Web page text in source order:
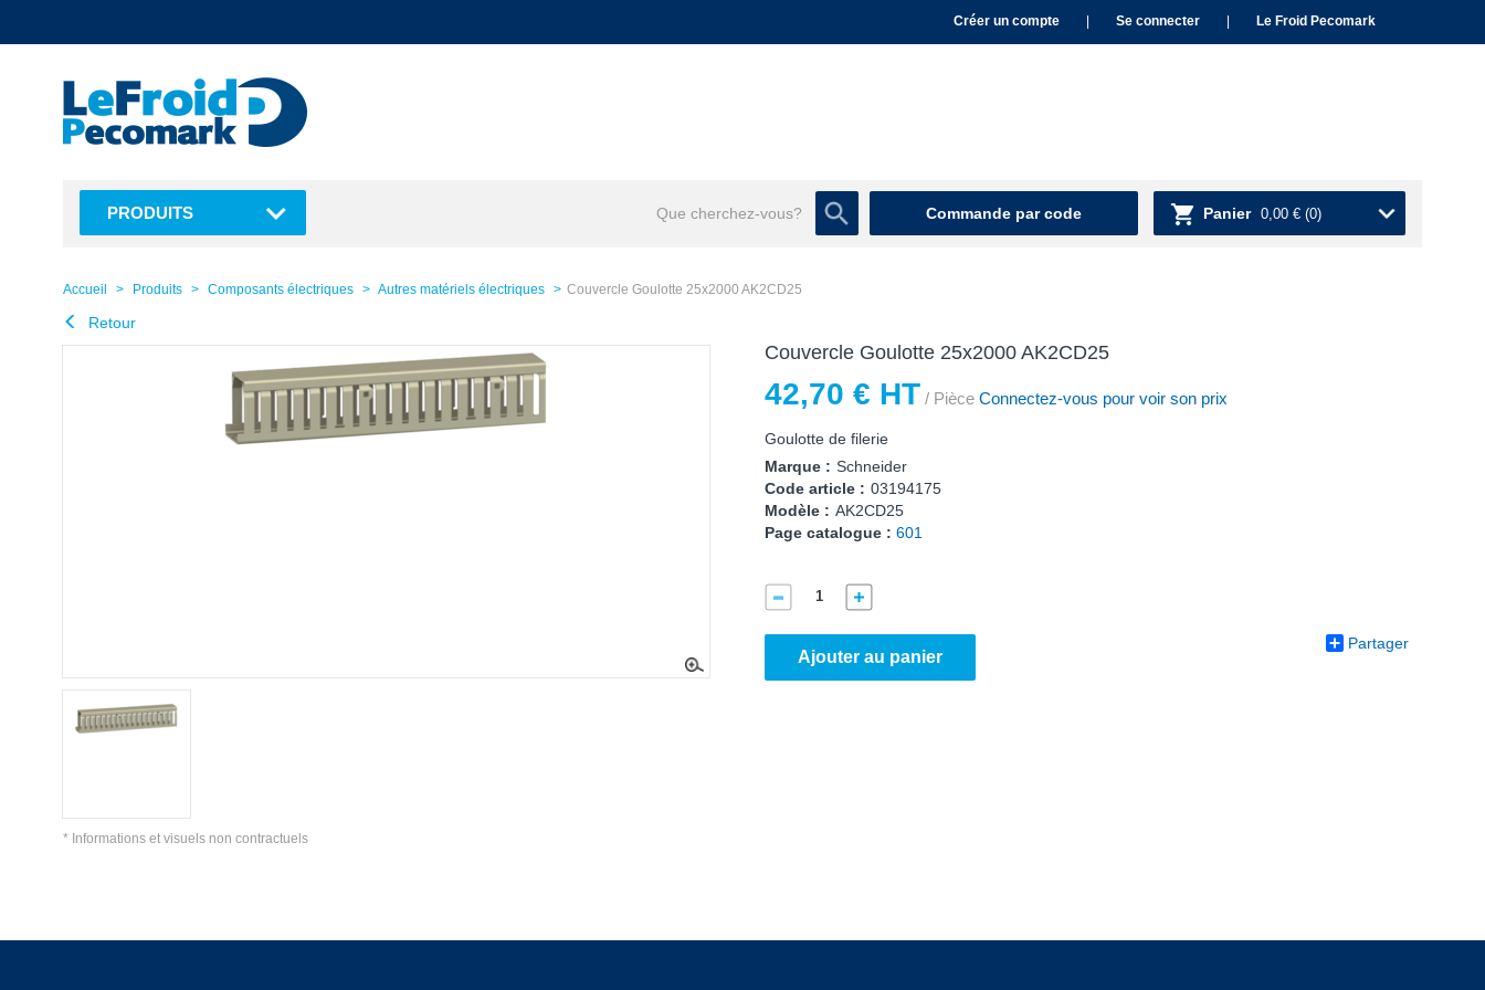
Créer un compte Se connecter Le Froid Pecomark
Commande par code Panier 0,00 € (0)
PRODUITS
Accueil Produits Composants électriques Autres matériels électriques Couvercle Goulotte 25x2000 AK2CD25
Retour
* Informations et visuels non contractuels
Couvercle Goulotte 25x2000 AK2CD25
42,70 € HT / Pièce Connectez-vous pour voir son prix
Goulotte de filerie
Marque : Schneider
Code article : 03194175
Modèle : AK2CD25
Page catalogue : 601
Ajouter au panier
Partager